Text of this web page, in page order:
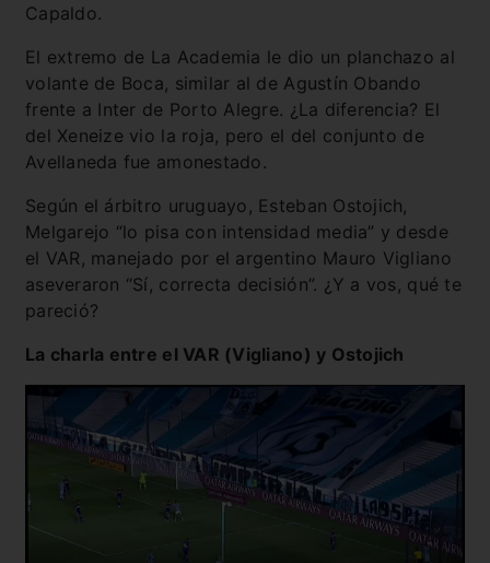
Capaldo.
El extremo de La Academia le dio un planchazo al
volante de Boca, similar al de Agustín Obando
frente a Inter de Porto Alegre. ¿La diferencia? El
del Xeneize vio la roja, pero el del conjunto de
Avellaneda fue amonestado.
Según el árbitro uruguayo, Esteban Ostojich,
Melgarejo “lo pisa con intensidad media” y desde
el VAR, manejado por el argentino Mauro Vigliano
aseveraron “Sí, correcta decisión”. ¿Y a vos, qué te
pareció?
La charla entre el VAR (Vigliano) y Ostojich